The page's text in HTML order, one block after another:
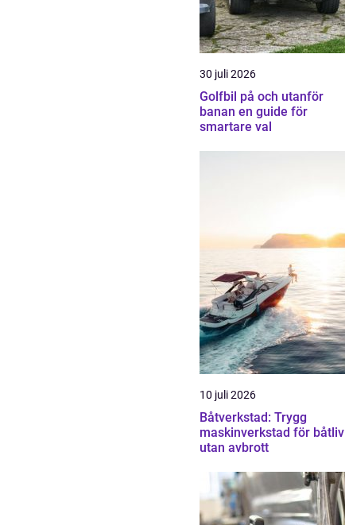
30 juli 2026
Golfbil på och utanför
banan en guide för
smartare val
10 juli 2026
Båtverkstad: Trygg
maskinverkstad för båtliv
utan avbrott